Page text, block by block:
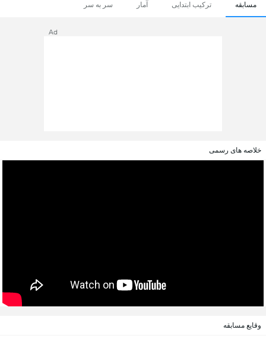
مسابقه ترکیب ابتدایی آمار سر به سر
Ad
خلاصه های رسمی
وقایع مسابقه